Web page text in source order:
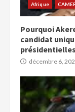
Afrique
Pourquoi
candidat
présidentielles
décembre 6,